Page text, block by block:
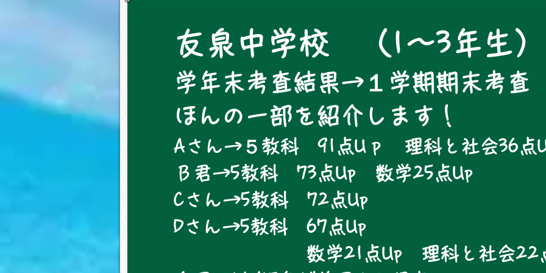
友泉中学校 （1～3年生）
学年末考査結果→１学期期末考査
​ほんの一部を紹介します！
Aさん→５教科 91点Uｐ 理科と社会36点
Ｂ君→5教科 73点Up 数学25点Up
Cさん→5教科 72点Up
​Dさん→5教科 67点Up
数学21点Up 理科と社会22点